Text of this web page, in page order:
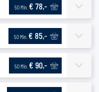
50 Min. € 78,-
50 Min. € 85,-
50 Min. € 90,-